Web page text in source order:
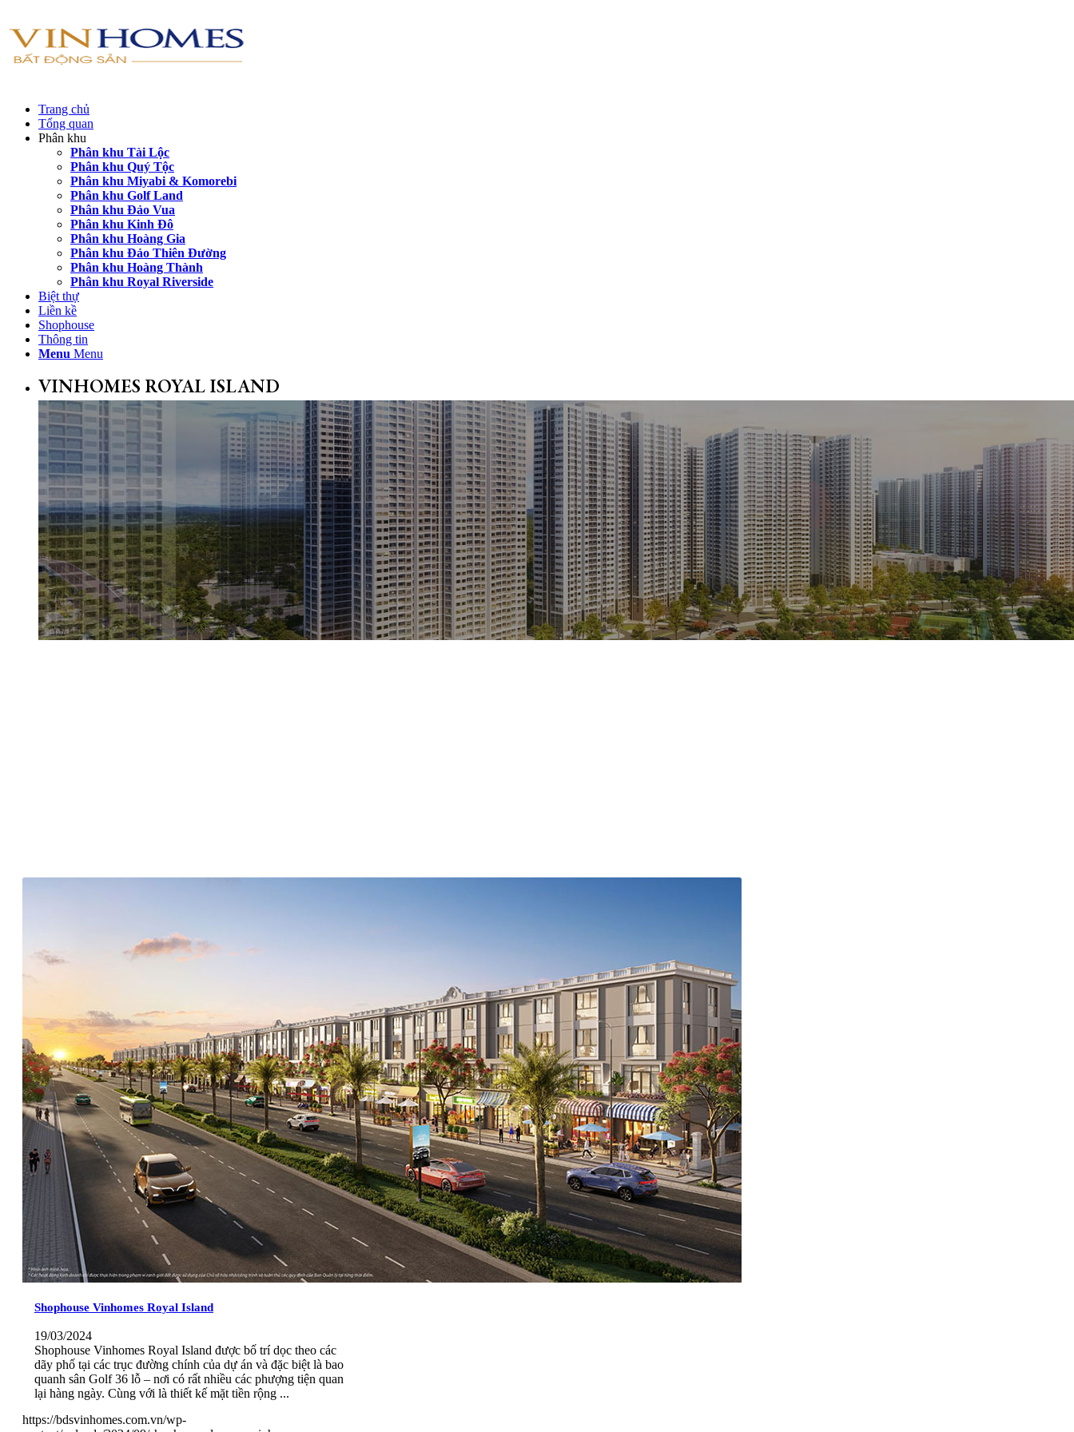
Trang chủ
Tổng quan
Phân khu
Phân khu Tài Lộc
Phân khu Quý Tộc
Phân khu Miyabi & Komorebi
Phân khu Golf Land
Phân khu Đảo Vua
Phân khu Kinh Đô
Phân khu Hoàng Gia
Phân khu Đảo Thiên Đường
Phân khu Hoàng Thành
Phân khu Royal Riverside
Biệt thự
Liền kề
Shophouse
Thông tin
Menu Menu
VINHOMES ROYAL ISLAND
Shophouse Vinhomes Royal Island
19/03/2024
Shophouse Vinhomes Royal Island được bố trí dọc theo các
dãy phố tại các trục đường chính của dự án và đặc biệt là bao
quanh sân Golf 36 lỗ – nơi có rất nhiều các phượng tiện quan
lại hàng ngày. Cùng với là thiết kế mặt tiền rộng ...
https://bdsvinhomes.com.vn/wp-